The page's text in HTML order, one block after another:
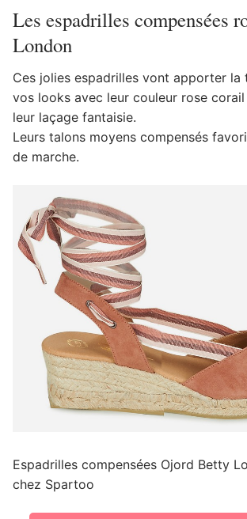
Les espadrilles compensées
London
Ces jolies espadrilles vont apporter la
vos looks avec leur couleur rose
leur laçage fantaisie.
Leurs talons moyens compensés
de marche.
Espadrilles compensées Ojord Betty
chez Spartoo